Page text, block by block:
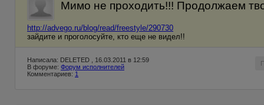
Мимо не проходить!!! Продолжаем
http://advego.ru/blog/read/freestyle/290730
зайдите и проголосуйте, кто еще не видел!!
Написала: DELETED , 16.03.2011 в 12:59
В форуме: Форум исполнителей
Комментариев: 1